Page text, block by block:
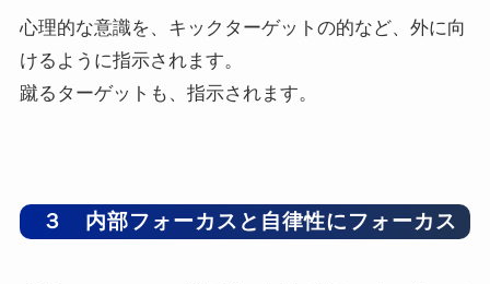
心理的な意識を、キックターゲットの的など、外に向
けるように指示されます。
蹴るターゲットも、指示されます。
３ 内部フォーカスと自律性にフォーカス